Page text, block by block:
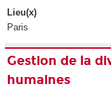
Lieu(x)
Paris
Gestion de la
humaines